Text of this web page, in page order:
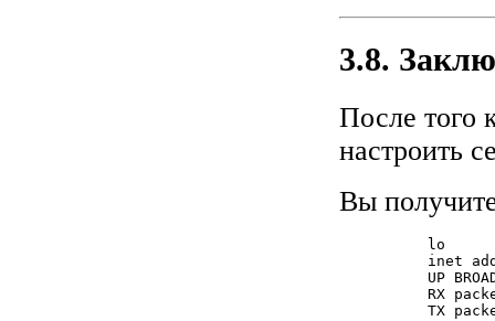
3.8.
После того
настроить
Вы
lo
inet
UP
RX
TX